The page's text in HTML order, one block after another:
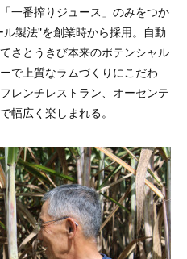
一番搾りジュース」のみをつか
製法"を創業時から採用。自動
さとうきび本来のポテンシャル
で上質なラムづくりにこだわ
レンチレストラン、オーセンテ
幅広く楽しまれる。